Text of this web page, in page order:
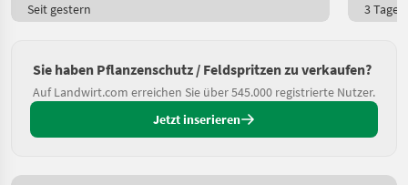
Seit gestern 3 Tage
Sie haben Pflanzenschutz / Feldspritzen zu verkaufen?
Auf Landwirt.com erreichen Sie über 545.000 registrierte Nutzer.
Jetzt inserieren